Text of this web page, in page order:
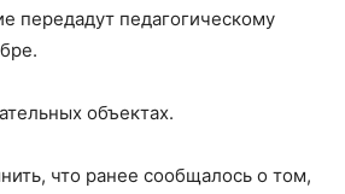
передадут педагогическому
объектах.
что ранее сообщалось о том,